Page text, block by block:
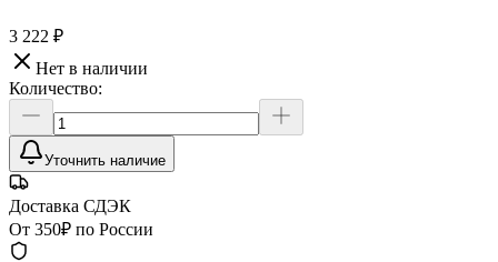
3 222 ₽
Нет в наличии
Количество:
Уточнить наличие
Доставка СДЭК
От 350₽ по России